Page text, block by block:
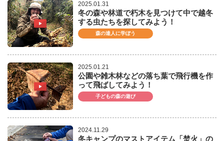
2025.01.31
冬の森や林道で朽木を見つけて中で越冬
する虫たちを探してみよう！
森の達人に学ぼう
2025.01.21
公園や雑木林などの落ち葉で飛行機を作
って飛ばしてみよう！
子どもの森の遊び
2024.11.29
冬キャンプのマストアイテム「焚火」の